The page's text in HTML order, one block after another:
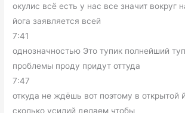
окулис всё есть у нас все значит вокруг
йога заявляется всей
7:41
однозначностью Это тупик полнейший
проблемы проду придут оттуда
7:47
откуда не ждёшь вот поэтому в открытой
сколько усилий делаем чтобы